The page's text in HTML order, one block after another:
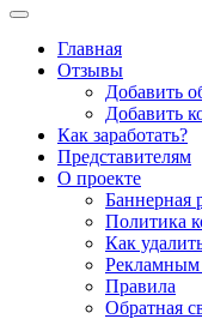
Главная
Отзывы
Добавить
Добавить
Как заработать?
Представителям
О проекте
Баннерная
Политика
Как
Рекламным
Правила
Обратная